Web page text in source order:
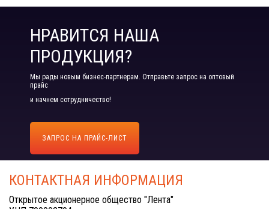
НРАВИТСЯ НАША
ПРОДУКЦИЯ?
Мы рады новым бизнес-партнерам. Отправьте запрос на оптовый
прайс
и начнем сотрудничество!
ЗАПРОС НА ПРАЙС-ЛИСТ
КОНТАКТНАЯ ИНФОРМАЦИЯ
Открытое акционерное общество "Лента"